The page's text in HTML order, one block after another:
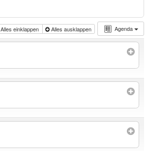
Agenda
Alles einklappen Alles ausklappen